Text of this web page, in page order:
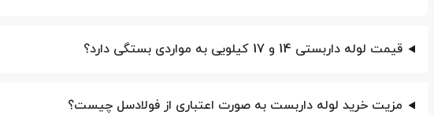
قیمت لوله داربستی 14 و 17 کیلویی به مواردی بستگی دارد؟
مزیت خرید لوله داربست به صورت اعتباری از فولادسل چیست؟